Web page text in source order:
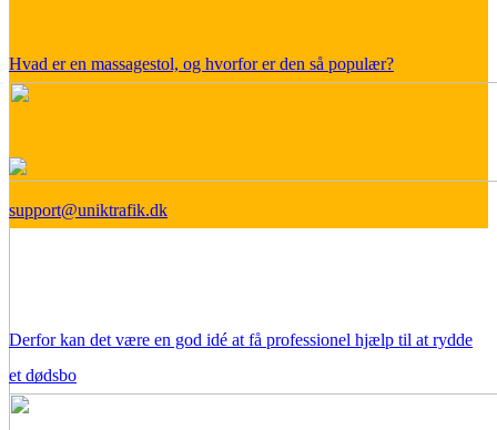
Hvad er en massagestol, og hvorfor er den så populær?
Derfor kan det være en god idé at få professionel hjælp til at rydde
et dødsbo
support@uniktrafik.dk